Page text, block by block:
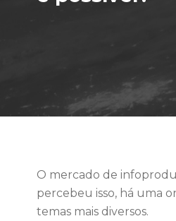
O mercado de
percebeu isso, há uma
temas mais diversos.